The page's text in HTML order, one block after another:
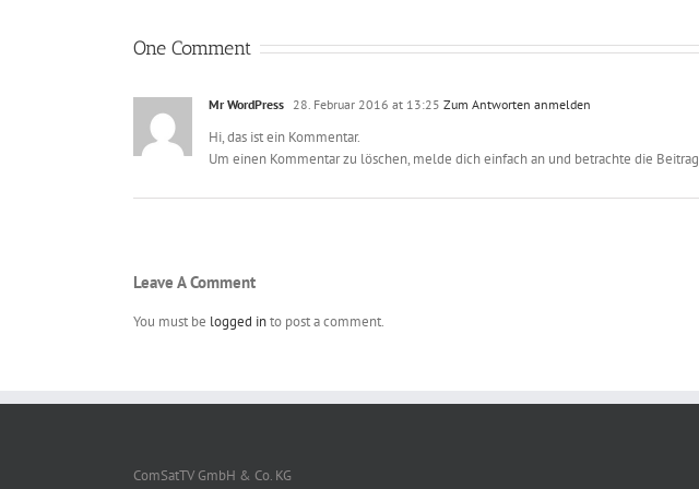
One Comment
Mr WordPress 28. Februar 2016 at 13:25 Zum Antworten anmelden
Hi, das ist ein Kommentar.
Um einen Kommentar zu löschen, melde dich einfach an und betrachte die
Leave A Comment
You must be logged into post a comment.
ComSatTV GmbH & Co. KG